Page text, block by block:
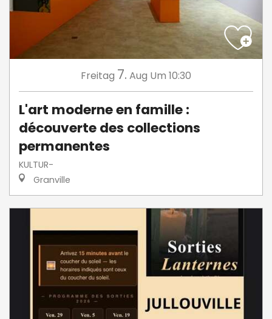
Freitag 7. Aug Um 10:30
L'art moderne en famille :
découverte des collections
permanentes
KULTUR-
Granville